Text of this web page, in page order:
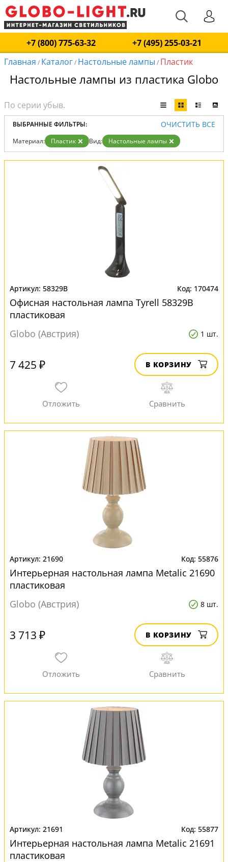
+7 (800) 775-63-32
+7 (495) 255-03-21
Главная / Каталог/ Настольные лампы / Пластик
Настольные лампы из пластика Globo
ВЫБРАННЫЕ ФИЛЬТРЫ: ОЧИСТИТЬ ВСЕ
Материал: Пластик Вид: Настольные лампы
58329B 170474
Офисная настольная лампа Tyrell 58329B
пластиковая
Globo (Австрия)
1 шт.
7 425 ₽ В КОРЗИНУ
21690 55876
Интерьерная настольная лампа Metalic 21690
пластиковая
Globo (Австрия)
8 шт.
3 713 ₽ В КОРЗИНУ
21691 55877
Интерьерная настольная лампа Metalic 21691
пластиковая